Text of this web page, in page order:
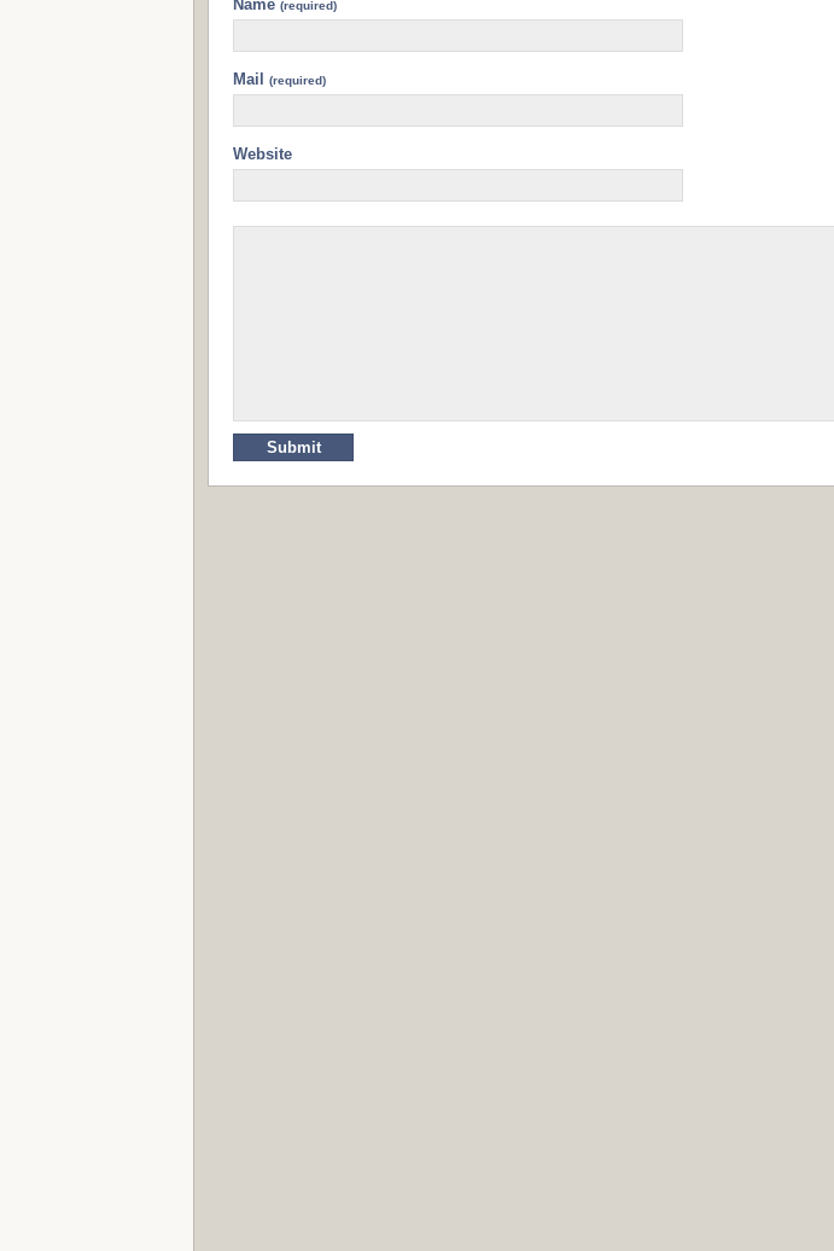
Name (required)
Mail (required)
Website